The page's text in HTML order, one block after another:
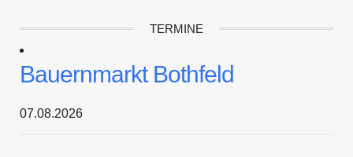
TERMINE
Bauernmarkt Bothfeld
07.08.2026